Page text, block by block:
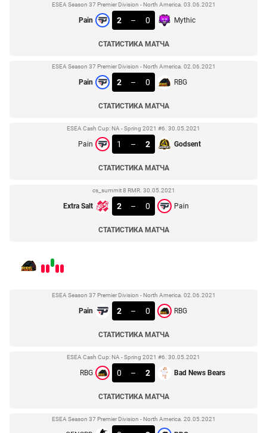
ESEA Season 37 Premier Division - North America. 03.06.2021
Pain 2 – 0 Mythic
СТАТИСТИКА МАТЧА
ESEA Season 37 Premier Division - North America. 02.06.2021
Pain 2 – 0 RBG
СТАТИСТИКА МАТЧА
ESEA Cash Cup: NA - Spring 2021 #6. 30.05.2021
Pain 1 – 2 Godsent
СТАТИСТИКА МАТЧА
cs_summit 8 RMR. 30.05.2021
Extra Salt 2 – 0 Pain
СТАТИСТИКА МАТЧА
ESEA Season 37 Premier Division - North America. 02.06.2021
Pain 2 – 0 RBG
СТАТИСТИКА МАТЧА
ESEA Cash Cup: NA - Spring 2021 #6. 30.05.2021
RBG 0 – 2 Bad News Bears
СТАТИСТИКА МАТЧА
ESEA Season 37 Premier Division - North America. 20.05.2021